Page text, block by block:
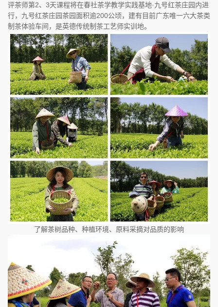
评茶师第2、3天课程将在春社茶学教学实践基地·九号红茶庄园内进
行，九号红茶庄园茶园面积逾200公顷，建有目前广东唯一六大茶类
制茶体验车间，是英德传统制茶工艺师实训地。
了解茶树品种、种植环境、原料采摘对品质的影响